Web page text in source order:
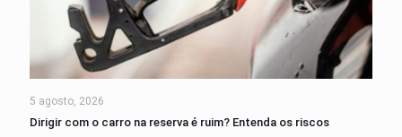
5 agosto, 2026
Dirigir com o carro na reserva é ruim? Entenda os riscos